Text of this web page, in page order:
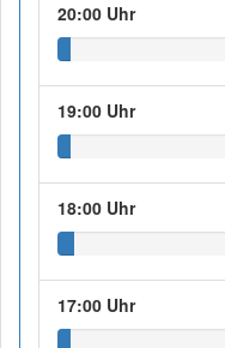
20:00 Uhr
19:00 Uhr
18:00 Uhr
17:00 Uhr